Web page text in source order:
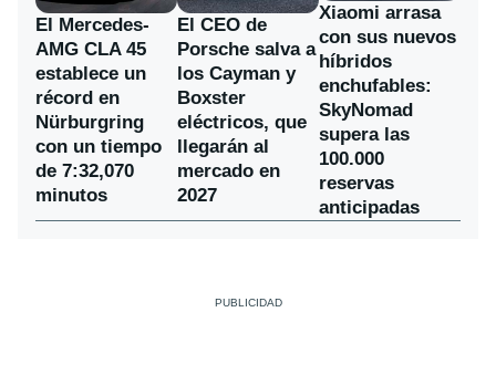
El Mercedes-
AMG CLA 45
establece un
récord en
Nürburgring
con un tiempo
de 7:32,070
minutos
El CEO de
Porsche salva a
los Cayman y
Boxster
eléctricos, que
llegarán al
mercado en
2027
Xiaomi arrasa
con sus nuevos
híbridos
enchufables:
SkyNomad
supera las
100.000
reservas
anticipadas